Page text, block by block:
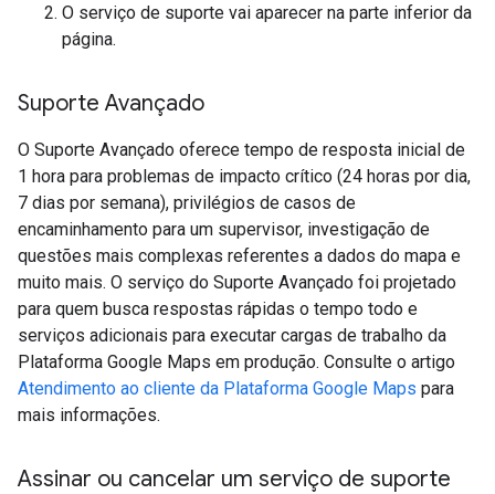
O serviço de suporte vai aparecer na parte inferior da
página.
Suporte Avançado
O Suporte Avançado oferece tempo de resposta inicial de
1 hora para problemas de impacto crítico (24 horas por dia,
7 dias por semana), privilégios de casos de
encaminhamento para um supervisor, investigação de
questões mais complexas referentes a dados do mapa e
muito mais. O serviço do Suporte Avançado foi projetado
para quem busca respostas rápidas o tempo todo e
serviços adicionais para executar cargas de trabalho da
Plataforma Google Maps em produção. Consulte o artigo
Atendimento ao cliente da Plataforma Google Maps para
mais informações.
Assinar ou cancelar um serviço de suporte